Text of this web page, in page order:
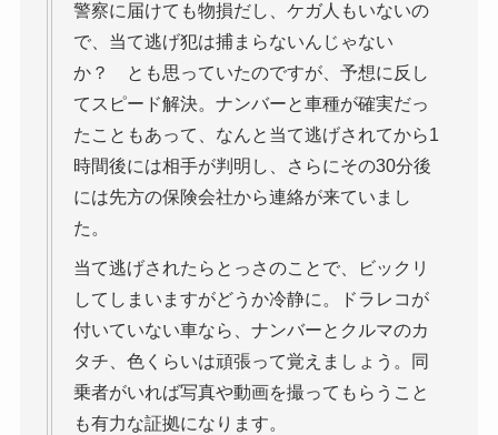
警察に届けても物損だし、ケガ人もいないの
で、当て逃げ犯は捕まらないんじゃない
か？ とも思っていたのですが、予想に反し
てスピード解決。ナンバーと車種が確実だっ
たこともあって、なんと当て逃げされてから1
時間後には相手が判明し、さらにその30分後
には先方の保険会社から連絡が来ていまし
た。
当て逃げされたらとっさのことで、ビックリ
してしまいますがどうか冷静に。ドラレコが
付いていない車なら、ナンバーとクルマのカ
タチ、色くらいは頑張って覚えましょう。同
乗者がいれば写真や動画を撮ってもらうこと
も有力な証拠になります。